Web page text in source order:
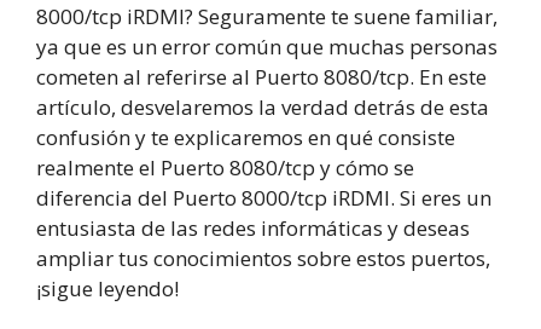
8000/tcp iRDMI? Seguramente te suene familiar,
ya que es un error común que muchas personas
cometen al referirse al Puerto 8080/tcp. En este
artículo, desvelaremos la verdad detrás de esta
confusión y te explicaremos en qué consiste
realmente el Puerto 8080/tcp y cómo se
diferencia del Puerto 8000/tcp iRDMI. Si eres un
entusiasta de las redes informáticas y deseas
ampliar tus conocimientos sobre estos puertos,
¡sigue leyendo!